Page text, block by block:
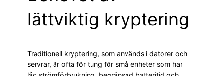
lättviktig kryptering
Traditionell kryptering, som används i datorer och
servrar, är ofta för tung för små enheter som har